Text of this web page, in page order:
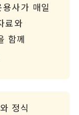
사가 매일
료와
함께
정식